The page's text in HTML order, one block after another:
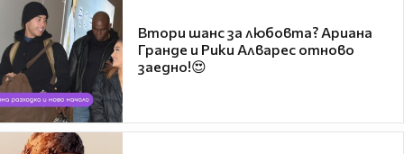
Втори шанс за любовта? Ариана
Гранде и Рики Алварес отново
заедно!😍